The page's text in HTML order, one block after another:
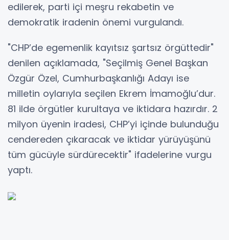
edilerek, parti içi meşru rekabetin ve
demokratik iradenin önemi vurgulandı.
"CHP’de egemenlik kayıtsız şartsız örgüttedir"
denilen açıklamada, "Seçilmiş Genel Başkan
Özgür Özel, Cumhurbaşkanlığı Adayı ise
milletin oylarıyla seçilen Ekrem İmamoğlu’dur.
81 ilde örgütler kurultaya ve iktidara hazırdır. 2
milyon üyenin iradesi, CHP’yi içinde bulunduğu
cendereden çıkaracak ve iktidar yürüyüşünü
tüm gücüyle sürdürecektir" ifadelerine vurgu
yaptı.